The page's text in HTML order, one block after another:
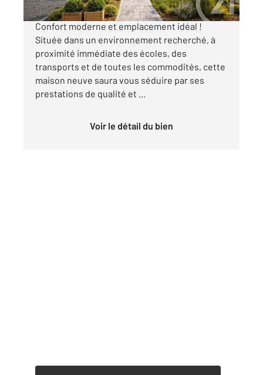
Maison neuve de plain-pied au Séquestre
Confort moderne et emplacement idéal !
Située dans un environnement recherché, à
proximité immédiate des écoles, des
transports et de toutes les commodités, cette
maison neuve saura vous séduire par ses
prestations de qualité et ...
Voir le détail du bien